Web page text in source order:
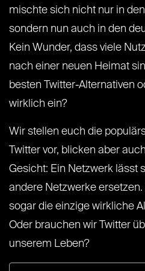
mischte sich nicht nur in
sondern nun auch in den
Kein Wunder, dass viele
nach einer neuen Heimat
besten Twitter-Alternativen
wirklich ein?
Wir stellen euch die
Twitter vor, blicken aber
Gesicht: Ein Netzwerk lässt
andere Netzwerke
sogar die einzige wirkliche
Oder brauchen wir Twitter
unserem Leben?